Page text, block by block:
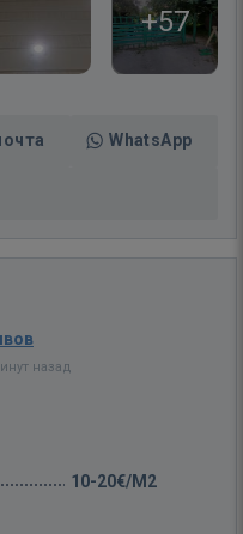
+57
WhatsApp
назад
10-20€/M2